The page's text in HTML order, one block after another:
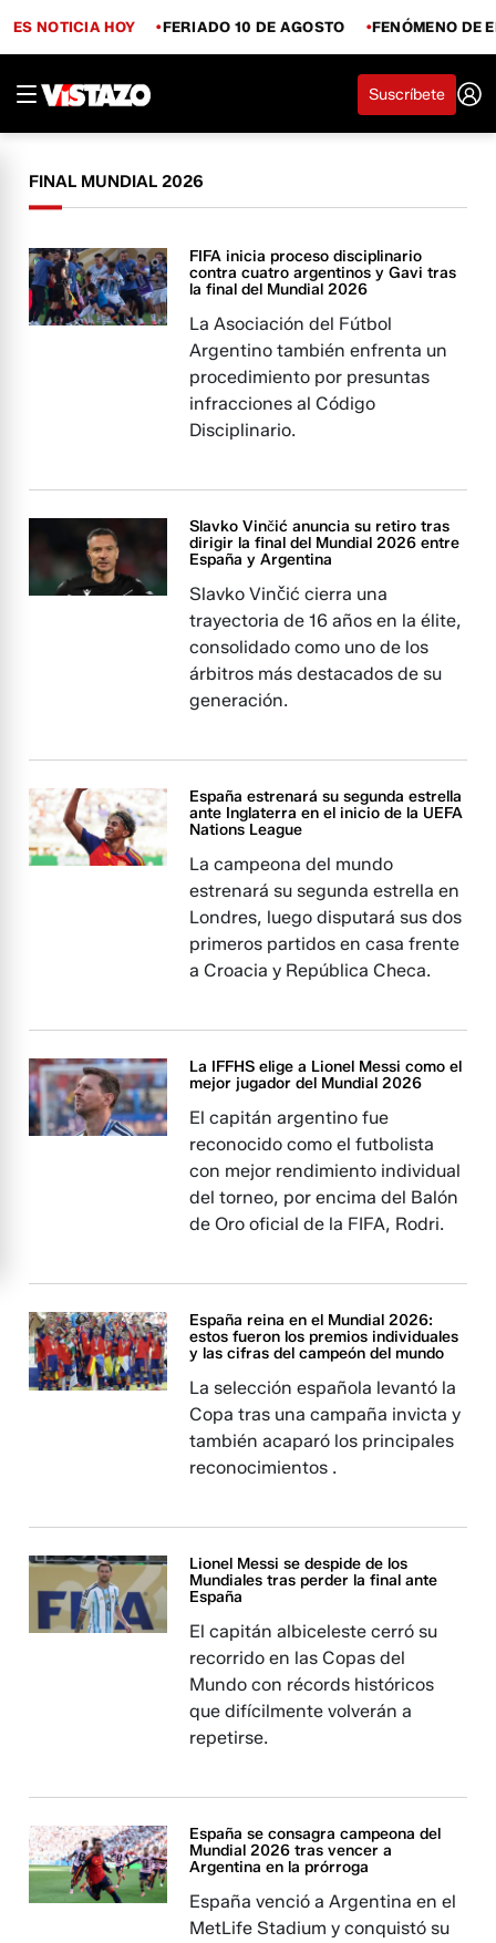
ES NOTICIA HOY FERIADO 10 DE AGOSTO FENÓMENO DE
Suscríbete
FINAL MUNDIAL 2026
FIFA inicia proceso disciplinario
contra cuatro argentinos y Gavi tras
la final del Mundial 2026
La Asociación del Fútbol
Argentino también enfrenta un
procedimiento por presuntas
infracciones al Código
Disciplinario.
Slavko Vinčić anuncia su retiro tras
dirigir la final del Mundial 2026 entre
España y Argentina
Slavko Vinčić cierra una
trayectoria de 16 años en la élite,
consolidado como uno de los
árbitros más destacados de su
generación.
España estrenará su segunda estrella
ante Inglaterra en el inicio de la UEFA
Nations League
La campeona del mundo
estrenará su segunda estrella en
Londres, luego disputará sus dos
primeros partidos en casa frente
a Croacia y República Checa.
La IFFHS elige a Lionel Messi como el
mejor jugador del Mundial 2026
El capitán argentino fue
reconocido como el futbolista
con mejor rendimiento individual
del torneo, por encima del Balón
de Oro oficial de la FIFA, Rodri.
España reina en el Mundial 2026:
estos fueron los premios individuales
y las cifras del campeón del mundo
La selección española levantó la
Copa tras una campaña invicta y
también acaparó los principales
reconocimientos .
Lionel Messi se despide de los
Mundiales tras perder la final ante
España
El capitán albiceleste cerró su
recorrido en las Copas del
Mundo con récords históricos
que difícilmente volverán a
repetirse.
España se consagra campeona del
Mundial 2026 tras vencer a
Argentina en la prórroga
España venció a Argentina en el
MetLife Stadium y conquistó su